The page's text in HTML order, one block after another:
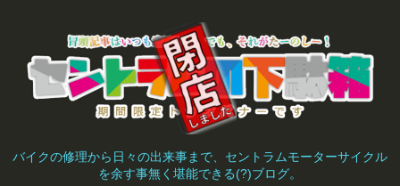
バイクの修理から日々の出来事まで、セントラムモーターサイクル
を余す事無く堪能できる(?)ブログ。